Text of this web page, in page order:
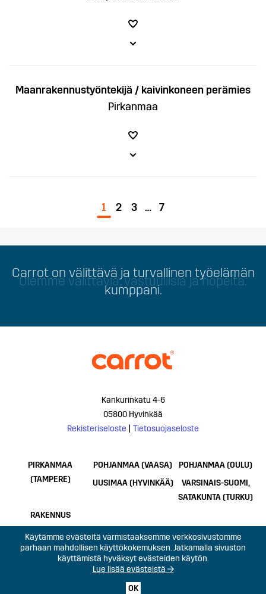
Maanrakennustyöntekijä / kaivinkoneen perämies
Pirkanmaa
1 2 3 … 7
Carrot on välittävä ja turvallinen työelämän
kumppani.
Olemme välittäviä, vastuullisia ja nopeita.
Kankurinkatu 4-6
05800 Hyvinkää
Rekisteriseloste
Tietosuojaseloste
PIRKANMAA
(TAMPERE)
POHJANMAA (VAASA)
POHJANMAA (OULU)
UUSIMAA (HYVINKÄÄ)
VARSINAIS-SUOMI,
SATAKUNTA (TURKU)
RAKENNUS
Käytämme evästeitä varmistaaksemme verkkosivustomme
parhaan mahdollisen käyttökokemuksen. Jatkamalla sivuston
käyttämistä hyväksyt evästeiden käytön.
Lue lisää evästeistä →
OK